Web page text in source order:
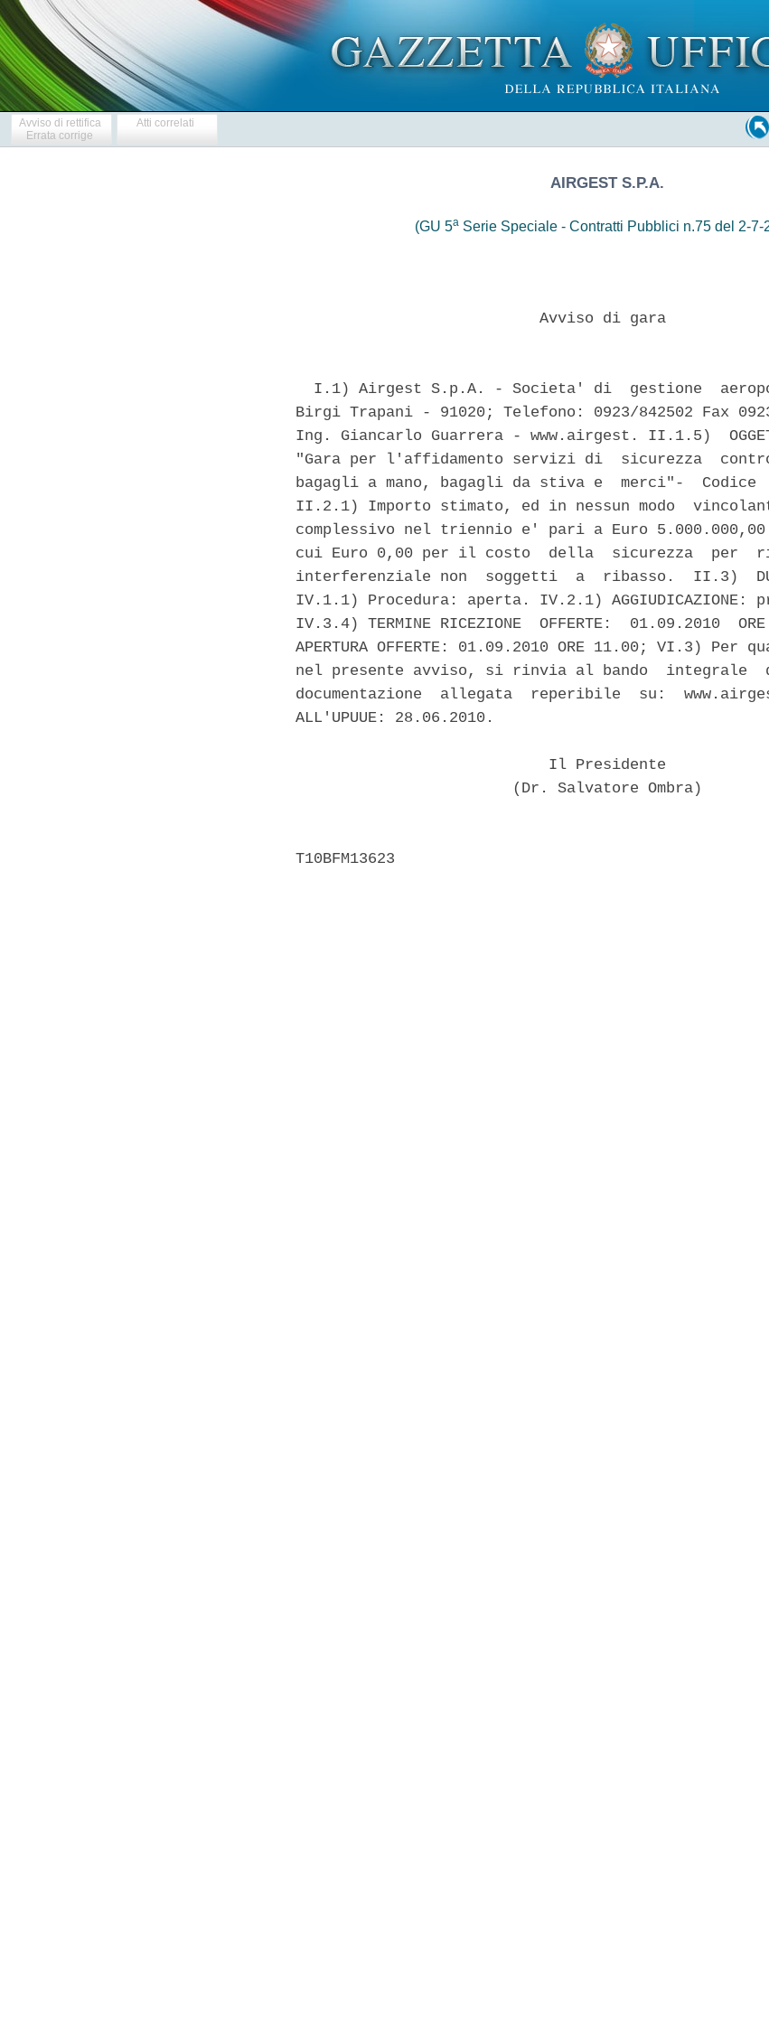
Avviso di rettifica
Errata corrige
Atti correlati
AIRGEST S.P.A.
(GU 5aSerie Speciale - Contratti Pubblici n.75 del 2-7-
                           Avviso di gara
I.1) Airgest S.p.A. - Societa' di  gestione
Birgi Trapani - 91020; Telefono: 0923/842502 Fax
Ing. Giancarlo Guarrera - www.airgest. II.1.5)
"Gara per l'affidamento servizi di  sicurezza
bagagli a mano, bagagli da stiva e  merci"-  Codice
II.2.1) Importo stimato, ed in nessun modo
complessivo nel triennio e' pari a Euro
cui Euro 0,00 per il costo  della  sicurezza  per
interferenziale non  soggetti  a  ribasso.  II.3)
IV.1.1) Procedura: aperta. IV.2.1) AGGIUDICAZIONE:
IV.3.4) TERMINE RICEZIONE  OFFERTE:  01.09.2010
APERTURA OFFERTE: 01.09.2010 ORE 11.00; VI.3) Per
nel presente avviso, si rinvia al bando  integrale
documentazione  allegata  reperibile  su:
ALL'UPUUE: 28.06.2010.
                            Il Presidente
                        (Dr. Salvatore Ombra)